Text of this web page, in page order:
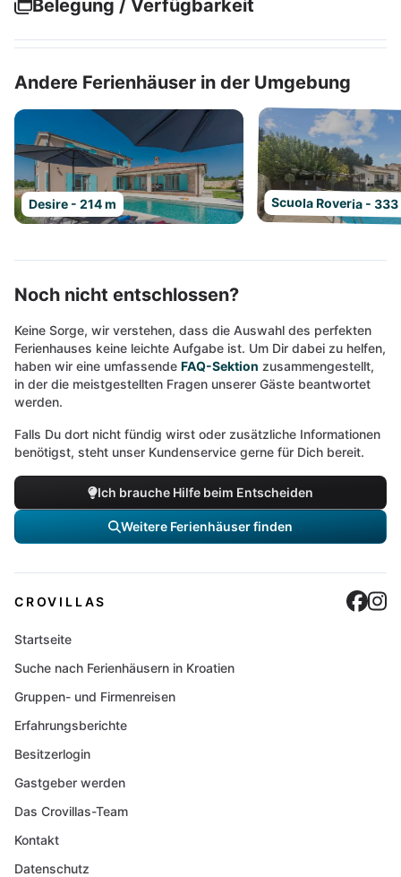
Belegung / Verfügbarkeit
Andere Ferienhäuser in der Umgebung
Desire - 214 m Scuola Roveria - 333
Noch nicht entschlossen?
Keine Sorge, wir verstehen, dass die Auswahl des perfekten
Ferienhauses keine leichte Aufgabe ist. Um Dir dabei zu helfen,
haben wir eine umfassende FAQ-Sektion zusammengestellt,
in der die meistgestellten Fragen unserer Gäste beantwortet
werden.
Falls Du dort nicht fündig wirst oder zusätzliche Informationen
benötigst, steht unser Kundenservice gerne für Dich bereit.
Ich brauche Hilfe beim Entscheiden
Weitere Ferienhäuser finden
CROVILLAS
Startseite
Suche nach Ferienhäusern in Kroatien
Gruppen- und Firmenreisen
Erfahrungsberichte
Besitzerlogin
Gastgeber werden
Das Crovillas-Team
Kontakt
Datenschutz